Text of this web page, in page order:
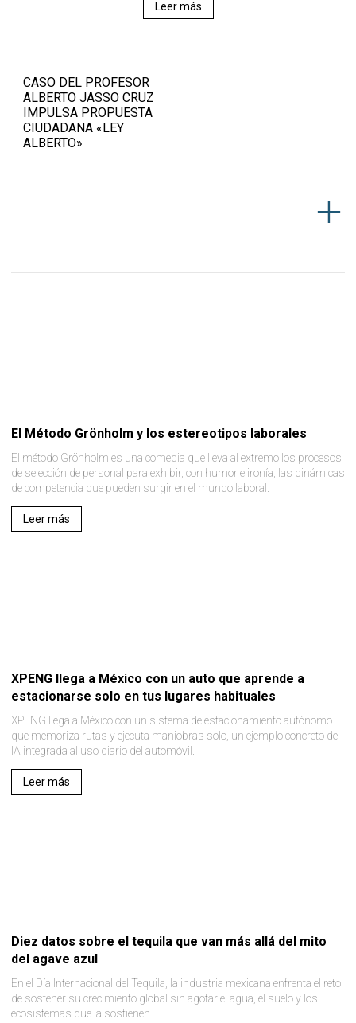
Leer más
CASO DEL PROFESOR
ALBERTO JASSO CRUZ
IMPULSA PROPUESTA
CIUDADANA «LEY
ALBERTO»
El Método Grönholm y los estereotipos laborales
El método Grönholm es una comedia que lleva al extremo los procesos
de selección de personal para exhibir, con humor e ironía, las dinámicas
de competencia que pueden surgir en el mundo laboral.
Leer más
XPENG llega a México con un auto que aprende a
estacionarse solo en tus lugares habituales
XPENG llega a México con un sistema de estacionamiento autónomo
que memoriza rutas y ejecuta maniobras solo, un ejemplo concreto de
IA integrada al uso diario del automóvil.
Leer más
Diez datos sobre el tequila que van más allá del mito
del agave azul
En el Día Internacional del Tequila, la industria mexicana enfrenta el reto
de sostener su crecimiento global sin agotar el agua, el suelo y los
ecosistemas que la sostienen.